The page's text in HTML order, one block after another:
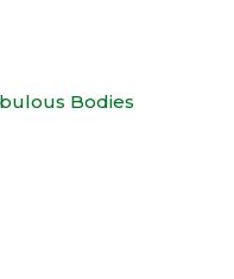
Bodies